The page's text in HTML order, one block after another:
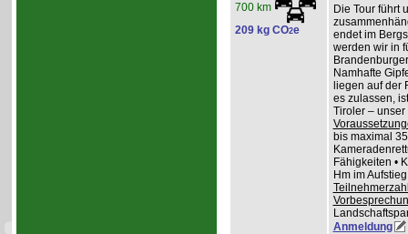
700 km
209 kg CO2e
Die Tour führt
endet im
werden wir in
Namhafte
liegen auf der
es zulassen,
Tiroler – unser
bis maximal
Fähigkeiten •
Hm im
Anmeldung